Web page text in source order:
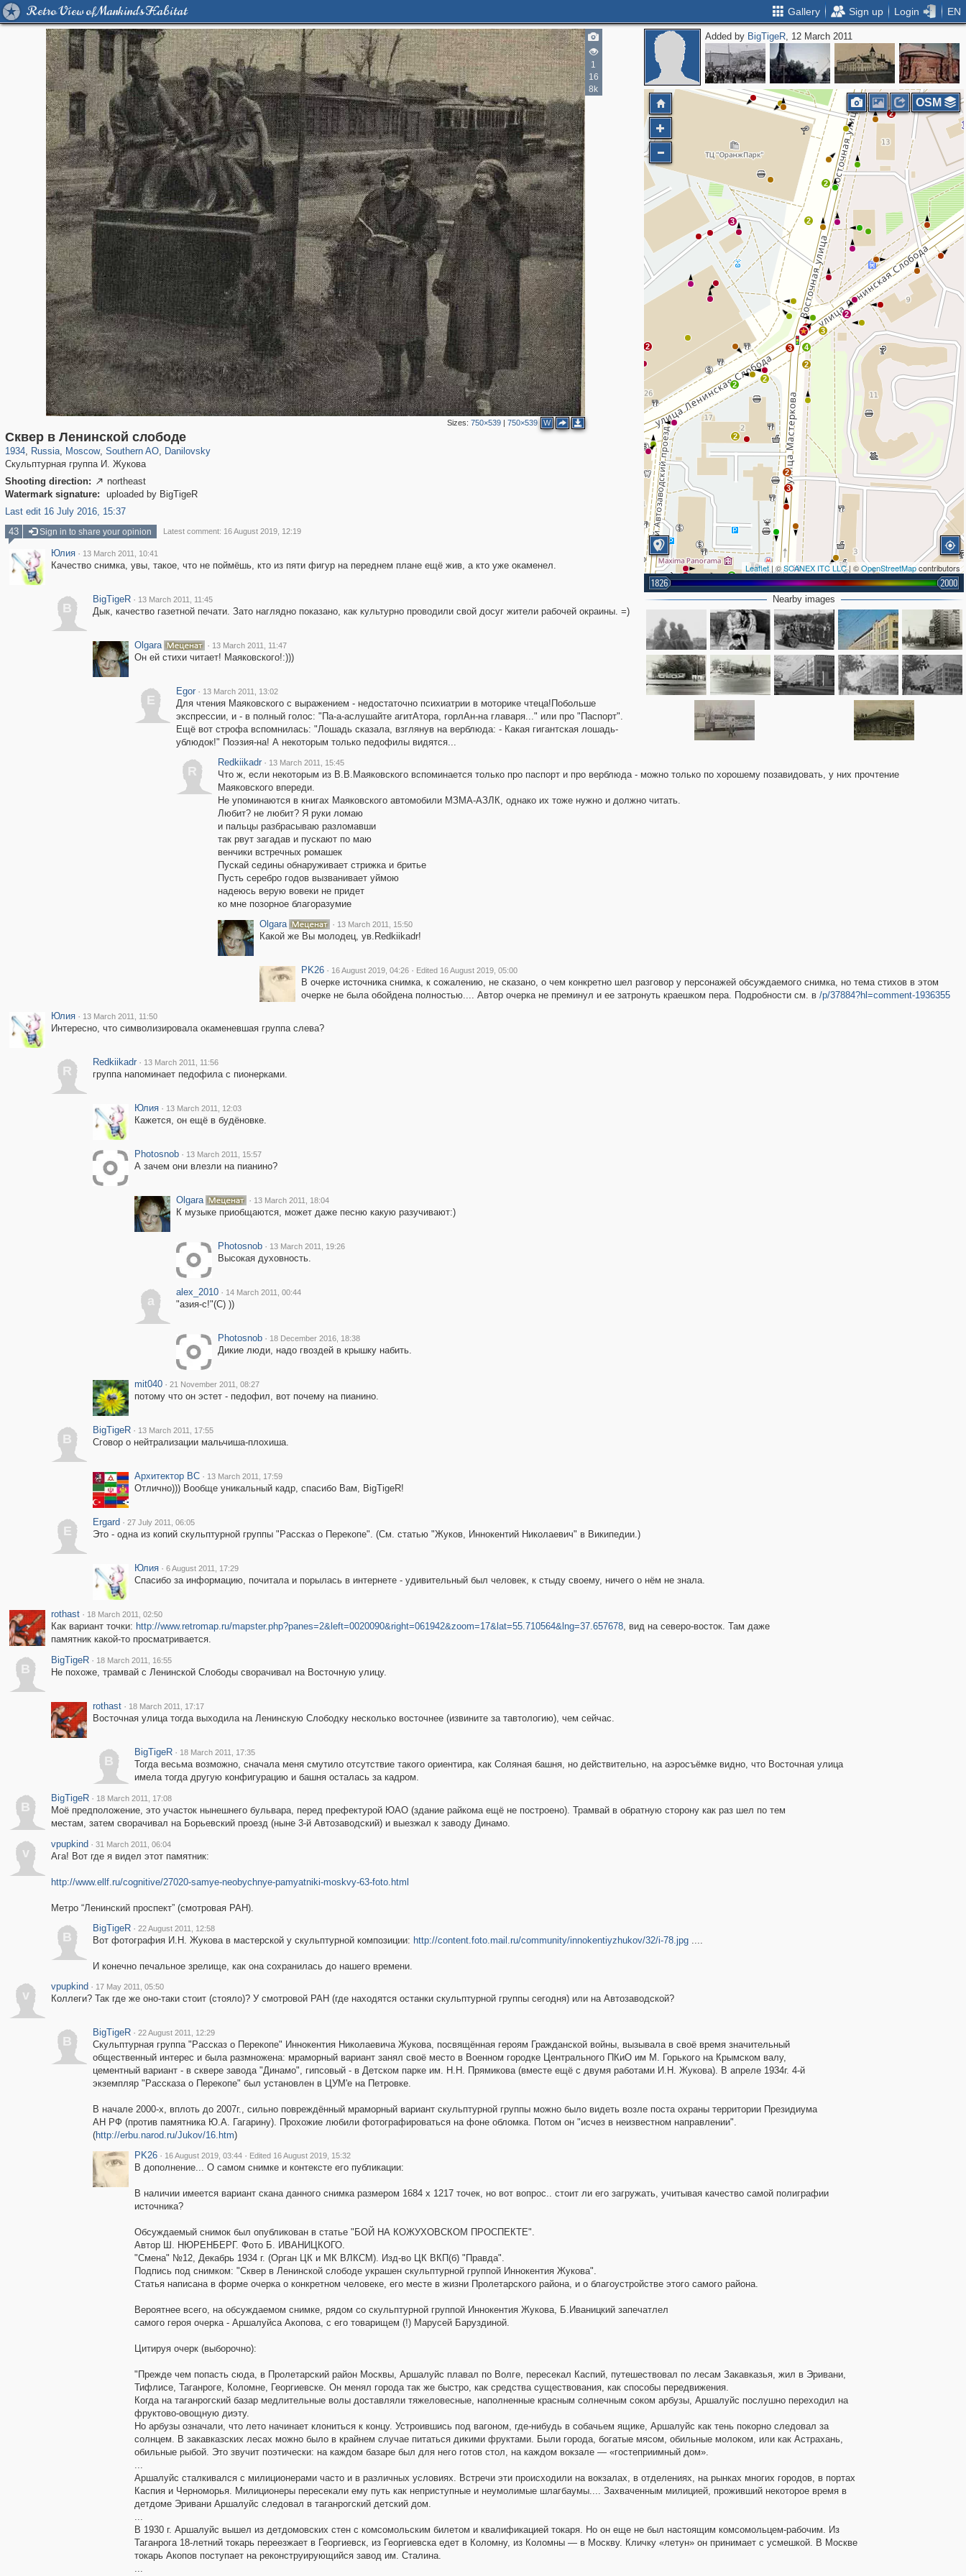
Retro View of Mankind's Habitat Gallery Sign up Login EN
1
16
8k
Sizes: 750×539| 750×539 W
Сквер в Ленинской слободе
1934, Russia
1,406,929 29,248
, Moscow
319,861 8,286
, Southern AO
21,648 390
, Danilovsky
5,921 116
Скульптурная группа И. Жукова
Shooting direction:  northeast
Watermark signature:
uploaded by BigTigeR
Last edit 16 July 2016, 15:37
Added by BigTigeR, 12 March 2011
2
2
3
2
4
4
3
2
2
3
2
2
3
2
3
2
2
2
2
4 5 3
3
2
Leaflet| ©SCANEX ITC LLC| ©OpenStreetMapcontributors
1826 2000
OSM
Nearby images
43 Sign in to share your opinion Latest comment: 16 August 2019, 12:19
Юлия · 13 March 2011, 10:41
Качество снимка, увы, такое, что не поймёшь, кто из пяти фигур на переднем плане ещё жив, а кто уже окаменел.
B
BigTigeR · 13 March 2011, 11:45
Дык, качество газетной печати. Зато наглядно показано, как культурно проводили свой досуг жители рабочей окраины. =)
Olgara · 13 March 2011, 11:47
Он ей стихи читает! Маяковского!:)))
E
Egor · 13 March 2011, 13:02
Для чтения Маяковского с выражением - недостаточно психиатрии в моторике чтеца!Побольше
экспрессии, и - в полный голос: "Па-а-аслушайте агитАтора, горлАн-на главаря..." или про "Паспорт".
Ещё вот строфа вспомнилась: "Лошадь сказала, взглянув на верблюда: - Какая гигантская лошадь-
ублюдок!" Поэзия-на! А некоторым только педофилы видятся...
R
Redkiikadr · 13 March 2011, 15:45
Что ж, если некоторым из В.В.Маяковского вспоминается только про паспорт и про верблюда - можно только по хорошему позавидовать, у них прочтение
Маяковского впереди.
Не упоминаются в книгах Маяковского автомобили МЗМА-АЗЛК, однако их тоже нужно и должно читать.
Любит? не любит? Я руки ломаю
и пальцы разбрасываю разломавши
так рвут загадав и пускают по маю
венчики встречных ромашек
Пускай седины обнаруживает стрижка и бритье
Пусть серебро годов вызванивает уймою
надеюсь верую вовеки не придет
ко мне позорное благоразумие
Olgara
· 13 March 2011, 15:50
Какой же Вы молодец, ув.Redkiikadr!
PK26 · 16 August 2019, 04:26 · Edited 16 August 2019, 05:00
В очерке источника снимка, к сожалению, не сказано, о чем конкретно шел разговор у персонажей обсуждаемого снимка, но тема стихов в этом
очерке не была обойдена полностью.... Автор очерка не преминул и ее затронуть краешком пера. Подробности см. в /p/37884?hl=comment-1936355
Юлия · 13 March 2011, 11:50
Интересно, что символизировала окаменевшая группа слева?
R
Redkiikadr · 13 March 2011, 11:56
группа напоминает педофила с пионерками.
Юлия · 13 March 2011, 12:03
Кажется, он ещё в будёновке.
Photosnob · 13 March 2011, 15:57
А зачем они влезли на пианино?
Olgara · 13 March 2011, 18:04
К музыке приобщаются, может даже песню какую разучивают:)
Photosnob · 13 March 2011, 19:26
Высокая духовность.
a
alex_2010 · 14 March 2011, 00:44
"азия-с!"(С) ))
Photosnob · 18 December 2016, 18:38
Дикие люди, надо гвоздей в крышку набить.
mit040 · 21 November 2011, 08:27
потому что он эстет - педофил, вот почему на пианино.
B
BigTigeR · 13 March 2011, 17:55
Сговор о нейтрализации мальчиша-плохиша.
Архитектор ВС · 13 March 2011, 17:59
Отлично))) Вообще уникальный кадр, спасибо Вам, BigTigeR!
E
Ergard · 27 July 2011, 06:05
Это - одна из копий скульптурной группы "Рассказ о Перекопе". (См. статью "Жуков, Иннокентий Николаевич" в Википедии.)
Юлия · 6 August 2011, 17:29
Спасибо за информацию, почитала и порылась в интернете - удивительный был человек, к стыду своему, ничего о нём не знала.
rothast · 18 March 2011, 02:50
Как вариант точки: http://www.retromap.ru/mapster.php?panes=2&left=0020090&right=061942&zoom=17&lat=55.710564&lng=37.657678, вид на северо-восток. Там даже
памятник какой-то просматривается.
B
BigTigeR · 18 March 2011, 16:55
Не похоже, трамвай с Ленинской Слободы сворачивал на Восточную улицу.
rothast · 18 March 2011, 17:17
Восточная улица тогда выходила на Ленинскую Слободку несколько восточнее (извините за тавтологию), чем сейчас.
B
BigTigeR · 18 March 2011, 17:35
Тогда весьма возможно, сначала меня смутило отсутствие такого ориентира, как Соляная башня, но действительно, на аэросъёмке видно, что Восточная улица
имела тогда другую конфигурацию и башня осталась за кадром.
B
BigTigeR · 18 March 2011, 17:08
Моё предположение, это участок нынешнего бульвара, перед префектурой ЮАО (здание райкома ещё не построено). Трамвай в обратную сторону как раз шел по тем
местам, затем сворачивал на Борьевский проезд (ныне 3-й Автозаводский) и выезжал к заводу Динамо.
v
vpupkind · 31 March 2011, 06:04
Ага! Вот где я видел этот памятник:
http://www.ellf.ru/cognitive/27020-samye-neobychnye-pamyatniki-moskvy-63-foto.html
Метро “Ленинский проспект” (смотровая РАН).
B
BigTigeR · 22 August 2011, 12:58
Вот фотография И.Н. Жукова в мастерской у скульптурной композиции: http://content.foto.mail.ru/community/innokentiyzhukov/32/i-78.jpg....
И конечно печальное зрелище, как она сохранилась до нашего времени.
v
vpupkind · 17 May 2011, 05:50
Коллеги? Так где же оно-таки стоит (стояло)? У смотровой РАН (где находятся останки скульптурной группы сегодня) или на Автозаводской?
B
BigTigeR · 22 August 2011, 12:29
Скульптурная группа "Рассказ о Перекопе" Иннокентия Николаевича Жукова, посвящённая героям Гражданской войны, вызывала в своё время значительный
общественный интерес и была размножена: мраморный вариант занял своё место в Военном городке Центрального ПКиО им М. Горького на Крымском валу,
цементный вариант - в сквере завода "Динамо", гипсовый - в Детском парке им. Н.Н. Прямикова (вместе ещё с двумя работами И.Н. Жукова). В апреле 1934г. 4-й
экземпляр "Рассказа о Перекопе" был установлен в ЦУМ'е на Петровке.
В начале 2000-х, вплоть до 2007г., сильно повреждённый мраморный вариант скульптурной группы можно было видеть возле поста охраны территории Президиума
АН РФ (против памятника Ю.А. Гагарину). Прохожие любили фотографироваться на фоне обломка. Потом он "исчез в неизвестном направлении".
(http://erbu.narod.ru/Jukov/16.htm)
PK26 · 16 August 2019, 03:44 · Edited 16 August 2019, 15:32
В дополнение... О самом снимке и контексте его публикации:
В наличии имеется вариант скана данного снимка размером 1684 х 1217 точек, но вот вопрос.. стоит ли его загружать, учитывая качество самой полиграфии
источника?
Обсуждаемый снимок был опубликован в статье "БОЙ НА КОЖУХОВСКОМ ПРОСПЕКТЕ".
Автор Ш. НЮРЕНБЕРГ. Фото Б. ИВАНИЦКОГО.
"Смена" №12, Декабрь 1934 г. (Орган ЦК и МК ВЛКСМ). Изд-во ЦК ВКП(б) "Правда".
Подпись под снимком: "Сквер в Ленинской слободе украшен скульптурной группой Иннокентия Жукова".
Статья написана в форме очерка о конкретном человеке, его месте в жизни Пролетарского района, и о благоустройстве этого самого района.
Вероятнее всего, на обсуждаемом снимке, рядом со скульптурной группой Иннокентия Жукова, Б.Иваницкий запечатлел
самого героя очерка - Аршалуйса Акопова, с его товарищем (!) Марусей Баруздиной.
Цитируя очерк (выборочно):
"Прежде чем попасть сюда, в Пролетарский район Москвы, Аршалуйс плавал по Волге, пересекал Каспий, путешествовал по лесам Закавказья, жил в Эривани,
Тифлисе, Таганроге, Коломне, Георгиевске. Он менял города так же быстро, как средства существования, как способы передвижения.
Когда на таганрогский базар медлительные волы доставляли тяжеловесные, наполненные красным солнечным соком арбузы, Аршалуйс послушно переходил на
фруктово-овощную диэту.
Но арбузы означали, что лето начинает клониться к концу. Устроившись под вагоном, где-нибудь в собачьем ящике, Аршалуйс как тень покорно следовал за
солнцем. В закавказских лесах можно было в крайнем случае питаться дикими фруктами. Были города, богатые мясом, обильные молоком, или как Астрахань,
обильные рыбой. Это звучит поэтически: на каждом базаре был для него готов стол, на каждом вокзале — «гостеприимный дом».
...
Аршалуйс сталкивался с милиционерами часто и в различных условиях. Встречи эти происходили на вокзалах, в отделениях, на рынках многих городов, в портах
Каспия и Черноморья. Милиционеры пересекали ему путь как неприступные и неумолимые шлагбаумы.... Захваченным милицией, проживший некоторое время в
детдоме Эривани Аршалуйс следовал в таганрогский детский дом.
...
В 1930 г. Аршалуйс вышел из детдомовских стен с комсомольским билетом и квалификацией токаря. Но он еще не был настоящим комсомольцем-рабочим. Из
Таганрога 18-летний токарь переезжает в Георгиевск, из Георгиевска едет в Коломну, из Коломны — в Москву. Кличку «летун» он принимает с усмешкой. В Москве
токарь Акопов поступает на реконструирующийся завод им. Сталина.
...